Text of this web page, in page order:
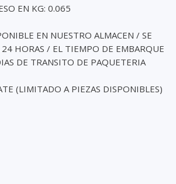
EN KG: 0.065
EN NUESTRO ALMACEN / SE
24 HORAS / EL TIEMPO DE EMBARQUE
DE TRANSITO DE PAQUETERIA
(LIMITADO A PIEZAS DISPONIBLES)